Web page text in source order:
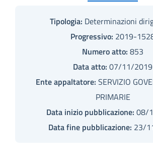
Tipologia: Determinazioni
Progressivo: 2019-
Numero atto: 853
Data atto: 07/11/2019
Ente appaltatore: SERVIZIO
PRIMARIE
Data inizio pubblicazione: 08/
Data fine pubblicazione: 23/